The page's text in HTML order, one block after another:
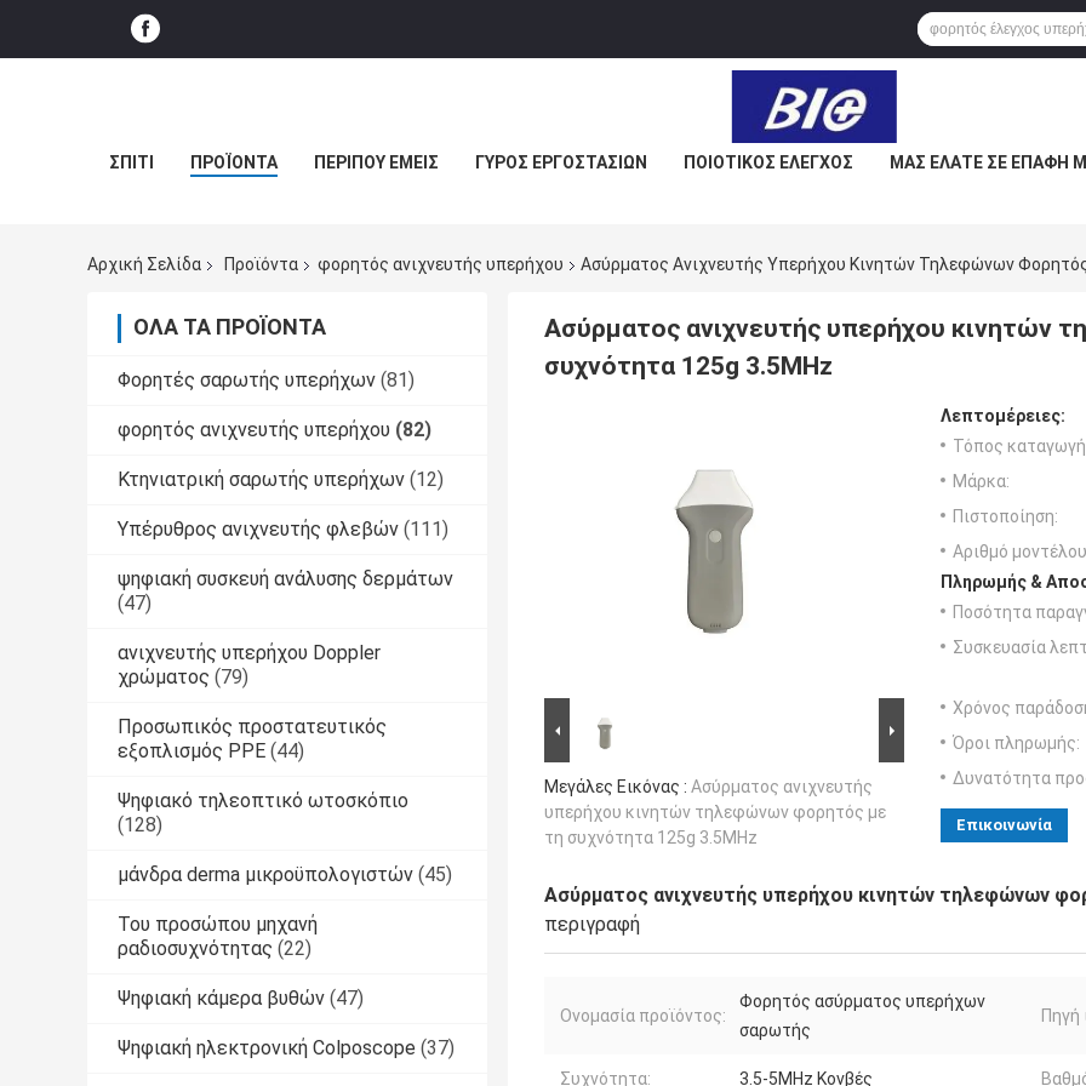
ΣΠΊΤΙ ΠΡΟΪΌΝΤΑ ΠΕΡΊΠΟΥ ΕΜΕΊΣ ΓΎΡΟΣ ΕΡΓΟΣΤΑΣΊΩΝ ΠΟΙΟΤΙΚΌΣ ΈΛΕΓΧΟΣ ΜΑΣ ΕΛΆΤΕ ΣΕ ΕΠΑΦΉ
Αρχική Σελίδα Προϊόντα φορητός ανιχνευτής υπερήχου Ασύρματος Ανιχνευτής Υπερήχου Κινητών Τηλεφώνων
ΌΛΑ ΤΑ ΠΡΟΪΌΝΤΑ
Φορητές σαρωτής υπερήχων (81)
φορητός ανιχνευτής υπερήχου (82)
Κτηνιατρική σαρωτής υπερήχων (12)
Υπέρυθρος ανιχνευτής φλεβών (111)
ψηφιακή συσκευή ανάλυσης δερμάτων
(47)
ανιχνευτής υπερήχου Doppler
χρώματος (79)
Προσωπικός προστατευτικός
εξοπλισμός PPE (44)
Ψηφιακό τηλεοπτικό ωτοσκόπιο
(128)
μάνδρα derma μικροϋπολογιστών (45)
Του προσώπου μηχανή
ραδιοσυχνότητας (22)
Ψηφιακή κάμερα βυθών (47)
Ψηφιακή ηλεκτρονική Colposcope (37)
Ασύρματος ανιχνευτής υπερήχου κινητών
συχνότητα 125g 3.5MHz
Μεγάλες Εικόνας : Ασύρματος ανιχνευτής
υπερήχου κινητών τηλεφώνων φορητός με
τη συχνότητα 125g 3.5MHz
Λεπτομέρειες:
Τόπος
Μάρκα:
Πιστοποίηση:
Αριθμό
Πληρωμής &
Ποσότητα
Συσκευασία
Χρόνος
Όροι πληρωμής:
Δυνατότητα
Επικοινωνία
Ασύρματος ανιχνευτής υπερήχου κινητών τηλεφώνων
περιγραφή
Ονομασία προϊόντος:
Φορητός ασύρματος υπερήχων
σαρωτής
Πηγή
Συχνότητα: 3.5-5MHz Κονβές